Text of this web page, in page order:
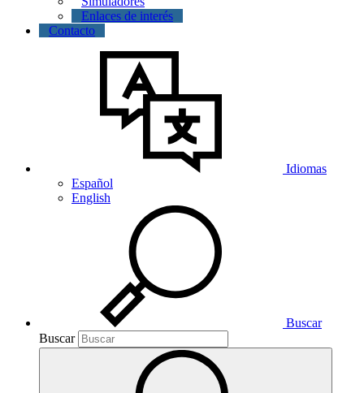
Enlaces de interés
Contacto
Idiomas
Español
English
Buscar
Buscar